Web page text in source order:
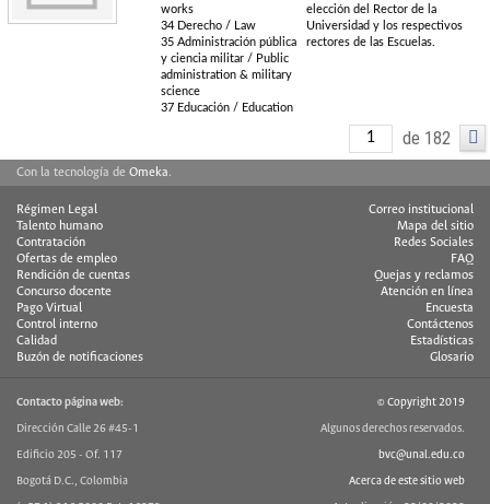
works
34 Derecho / Law
35 Administración pública
y ciencia militar / Public
administration & military
science
37 Educación / Education
elección del Rector de la
Universidad y los respectivos
rectores de las Escuelas.
de 182
Con la tecnología de Omeka.
Régimen Legal
Talento humano
Contratación
Ofertas de empleo
Rendición de cuentas
Concurso docente
Pago Virtual
Control interno
Calidad
Buzón de notificaciones
Correo institucional
Mapa del sitio
Redes Sociales
FAQ
Quejas y reclamos
Atención en línea
Encuesta
Contáctenos
Estadísticas
Glosario
Contacto página web:
Dirección Calle 26 #45-1
Edificio 205 - Of. 117
Bogotá D.C., Colombia
© Copyright 2019
Algunos derechos reservados.
bvc@unal.edu.co
Acerca de este sitio web